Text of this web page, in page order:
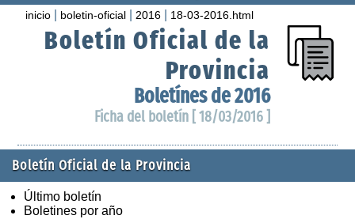
inicio boletin-oficial 2016 18-03-2016.html
Boletín Oficial de la
Provincia
Boletínes de 2016
Ficha del boletín [ 18/03/2016 ]
Boletín Oficial de la Provincia
Último boletín
Boletines por año